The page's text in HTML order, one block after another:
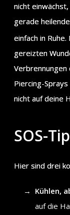
nicht
gerade
einfach in
gereizten
Verbrennungen
Piercing-
nicht auf deine
SOS-
Hier sind drei
Kühlen,
auf die